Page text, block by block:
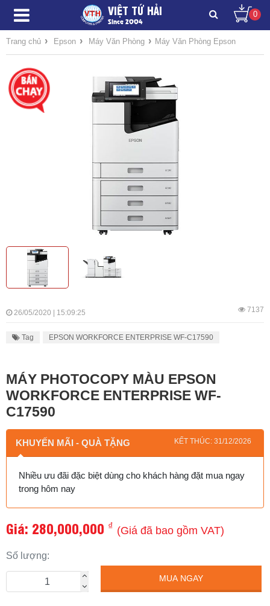
VIỆT TỨ HẢI
Since 2004
0
Trang chủ › Epson › Máy Văn Phòng › Máy Văn Phòng Epson
26/05/2020 | 15:09:25 7137
Tag EPSON WORKFORCE ENTERPRISE WF-C17590
MÁY PHOTOCOPY MÀU EPSON
WORKFORCE ENTERPRISE WF-
C17590
KHUYẾN MÃI - QUÀ TẶNG KẾT THÚC: 31/12/2026
Nhiều ưu đãi đặc biệt dùng cho khách hàng đặt mua ngay
trong hôm nay
Giá: 280,000,000 ₫ (Giá đã bao gồm VAT)
Số lượng:
MUA NGAY